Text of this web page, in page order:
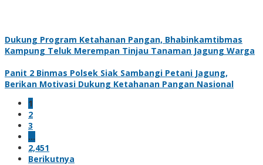
Dukung Program Ketahanan Pangan, Bhabinkamtibmas
Kampung Teluk Merempan Tinjau Tanaman Jagung Warga
Panit 2 Binmas Polsek Siak Sambangi Petani Jagung,
Berikan Motivasi Dukung Ketahanan Pangan Nasional
1
2
3
…
2,451
Berikutnya